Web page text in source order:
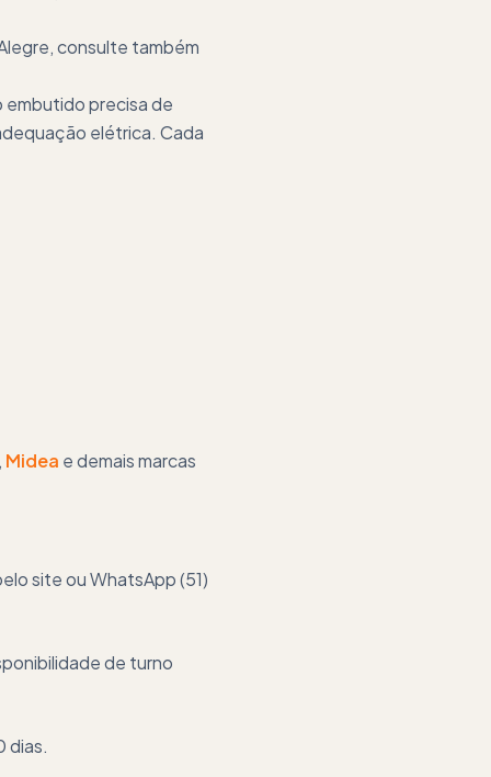
consulte também
precisa de
elétrica. Cada
Midea e demais marcas
site ou WhatsApp (51)
de turno
dias.